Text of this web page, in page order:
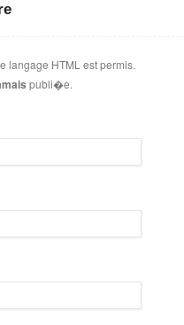
langage HTML est permis.
publi�e.